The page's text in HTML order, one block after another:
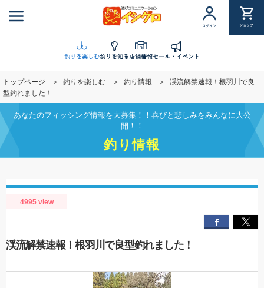
ン
ツ
移
動
ログイン ショップ
釣りを楽しむ釣りを知る店舗情報セール・イベント
トップページ 釣りを楽しむ 釣り情報
渓流解禁速報！根羽川で良
型釣れました！
あなたのフィッシング情報を大募集！！喜びと悲しみをみんなに大公
開！！
釣り情報
4995 view
渓流解禁速報！根羽川で良型釣れました！